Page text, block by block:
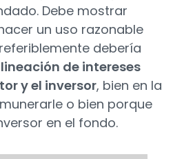
Debe mostrar
un uso razonable
debería
de intereses
y el inversor, bien en la
o bien porque
en el fondo.